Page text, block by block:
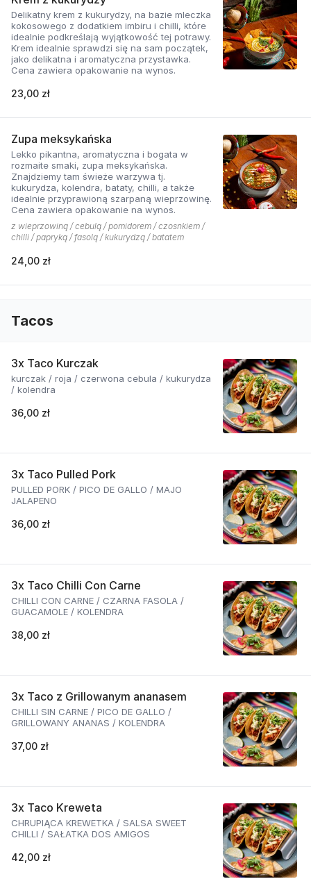
Delikatny krem z kukurydzy, na bazie mleczka
kokosowego z dodatkiem imbiru i chilli, które
idealnie podkreślają wyjątkowość tej potrawy.
Krem idealnie sprawdzi się na sam początek,
jako delikatna i aromatyczna przystawka.
Cena zawiera opakowanie na wynos.
23,00 zł
Zupa meksykańska
Lekko pikantna, aromatyczna i bogata w
rozmaite smaki, zupa meksykańska.
Znajdziemy tam świeże warzywa tj.
kukurydza, kolendra, bataty, chilli, a także
idealnie przyprawioną szarpaną wieprzowinę.
Cena zawiera opakowanie na wynos.
z wieprzowiną / cebulą / pomidorem / czosnkiem /
chilli / papryką / fasolą / kukurydzą / batatem
24,00 zł
Tacos
3x Taco Kurczak
kurczak / roja / czerwona cebula / kukurydza
/ kolendra
36,00 zł
3x Taco Pulled Pork
PULLED PORK / PICO DE GALLO / MAJO
JALAPENO
36,00 zł
3x Taco Chilli Con Carne
CHILLI CON CARNE / CZARNA FASOLA /
GUACAMOLE / KOLENDRA
38,00 zł
3x Taco z Grillowanym ananasem
CHILLI SIN CARNE / PICO DE GALLO /
GRILLOWANY ANANAS / KOLENDRA
37,00 zł
3x Taco Kreweta
CHRUPIĄCA KREWETKA / SALSA SWEET
CHILLI / SAŁATKA DOS AMIGOS
42,00 zł